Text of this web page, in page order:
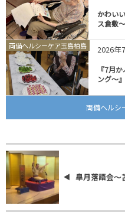
かわい
ス倉敷～
両備ヘルシーケア玉島柏島 2026年
『7月
ング～
両備ヘルシ
皐月落語会～